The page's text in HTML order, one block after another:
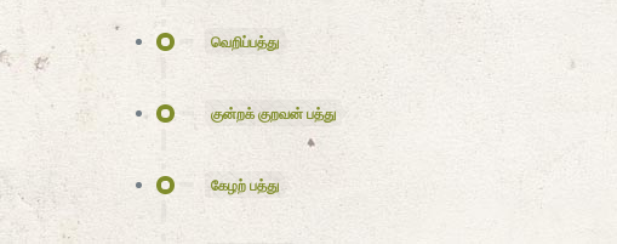
வெறிப்பத்து
குன்றக் குறவன் பத்து
கேழற் பத்து